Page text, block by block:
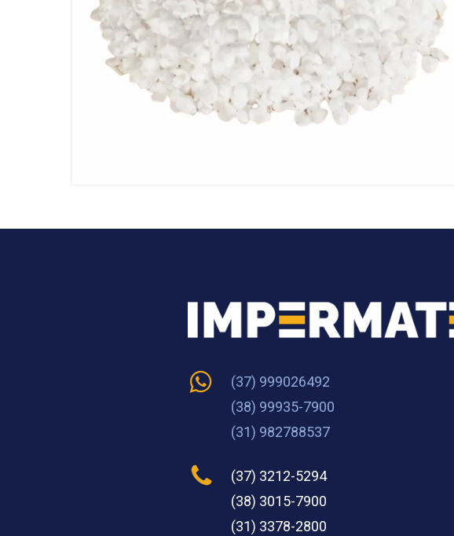
(37) 999026492
(38) 99935-7900
(31) 982788537
(37) 3212-5294
(38) 3015-7900
(31) 3378-2800